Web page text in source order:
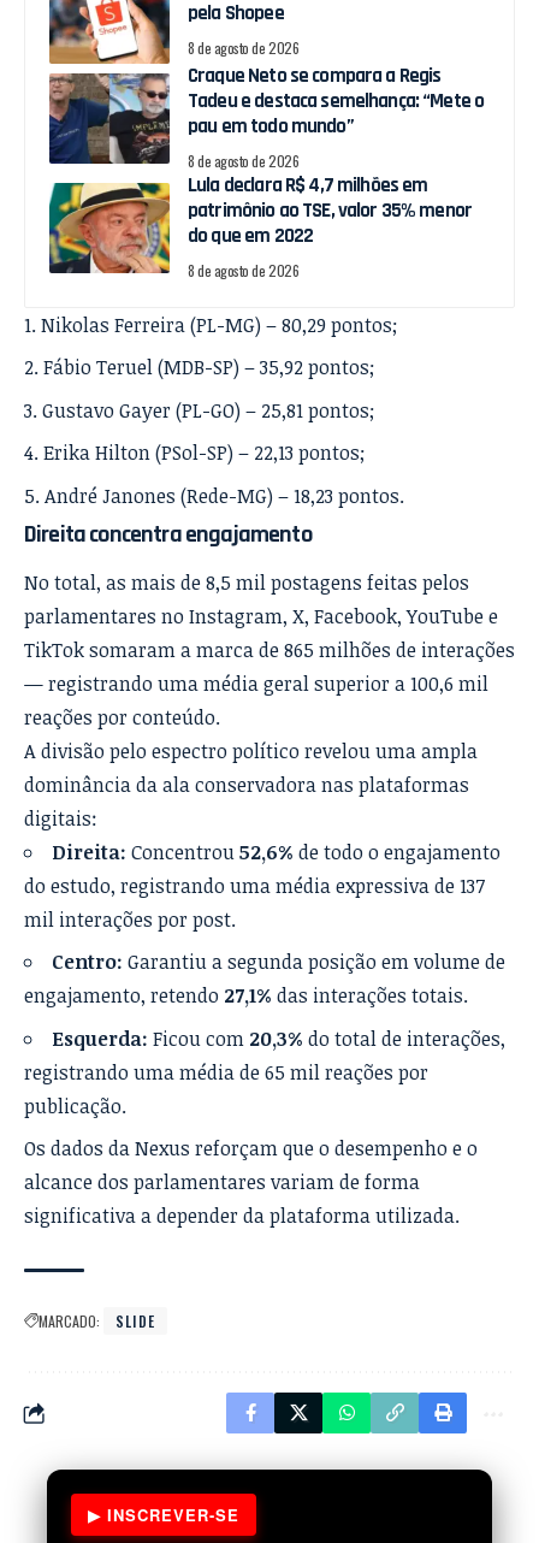
pela Shopee
8 de agosto de 2026
Craque Neto se compara a Regis
Tadeu e destaca semelhança: “Mete o
pau em todo mundo”
8 de agosto de 2026
Lula declara R$ 4,7 milhões em
patrimônio ao TSE, valor 35% menor
do que em 2022
8 de agosto de 2026
Nikolas Ferreira (PL-MG) – 80,29 pontos;
Fábio Teruel (MDB-SP) – 35,92 pontos;
Gustavo Gayer (PL-GO) – 25,81 pontos;
Erika Hilton (PSol-SP) – 22,13 pontos;
André Janones (Rede-MG) – 18,23 pontos.
Direita concentra engajamento
No total, as mais de 8,5 mil postagens feitas pelos
parlamentares no Instagram, X, Facebook, YouTube e
TikTok somaram a marca de 865 milhões de interações
— registrando uma média geral superior a 100,6 mil
reações por conteúdo.
A divisão pelo espectro político revelou uma ampla
dominância da ala conservadora nas plataformas
digitais:
Direita: Concentrou52,6% de todo o engajamento
do estudo, registrando uma média expressiva de 137
mil interações por post.
Centro: Garantiu a segunda posição em volume de
engajamento, retendo 27,1% das interações totais.
Esquerda: Ficou com 20,3% do total de interações,
registrando uma média de 65 mil reações por
publicação.
Os dados da Nexus reforçam que o desempenho e o
alcance dos parlamentares variam de forma
significativa a depender da plataforma utilizada.
MARCADO: SLIDE
▶ INSCREVER-SE